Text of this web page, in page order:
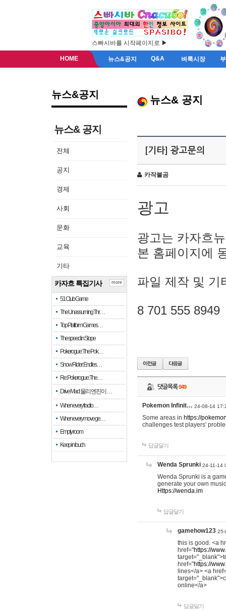
스빠시바를 시작페이지로 ▶
HOME 뉴스&공지 Q&A 벼룩시장
뉴스&공지
뉴스& 공지
전체
공지
경제
사회
문화
교육
기타
카자흐 특집기사
51 Club Game
The Unassuming Thr…
Top Platform Games…
The speed in Slope
Pokerogue: The Pok…
Snow Rider: Endles…
Re: Pokerogue: The…
Drive Mad: 물리 엔진이 …
When every fractio…
When every move ge…
Empty room
Keep in touch
more
뉴스& 공지
[기타] 광고문의
카작불곰
광고
광고는 카자흐
본 홈페이지에
파일 제작 및 기
8 701 555 8949
댓글목록949
Pokemon Infinit… 24-08-14
Some areas in https://
challenges test players'
답글달기
Wenda Sprunki 24-11-14
Wenda Sprunki is a
generate your own
Https://wenda.im
답글달기
gamehow123 25-
this is good. <a
href="https://
href="https://
lines</a> <a
online</a>
답글달기